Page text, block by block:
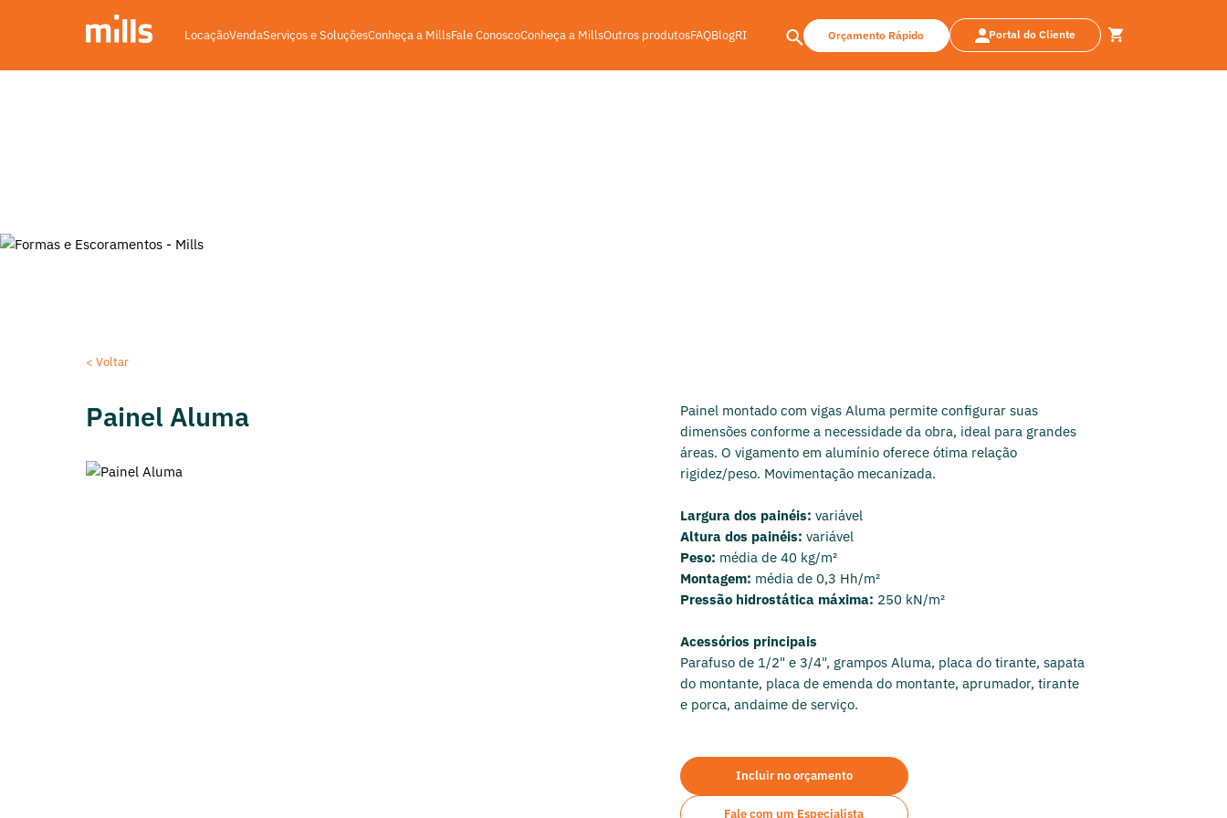
LocaçãoVendaServiços e SoluçõesConheça a MillsFale ConoscoConheça a MillsOutros produtosFAQBlogRI Orçamento Rápido Portal do Cliente
< Voltar
Painel Aluma
Painel montado com vigas Aluma permite configurar suas
dimensões conforme a necessidade da obra, ideal para grandes
áreas. O vigamento em alumínio oferece ótima relação
rigidez/peso. Movimentação mecanizada.
Largura dos painéis: variável
Altura dos painéis: variável
Peso: média de 40 kg/m²
Montagem: média de 0,3 Hh/m²
Pressão hidrostática máxima: 250 kN/m²
Acessórios principais
Parafuso de 1/2" e 3/4", grampos Aluma, placa do tirante, sapata
do montante, placa de emenda do montante, aprumador, tirante
e porca, andaime de serviço.
Incluir no orçamento
Fale com um Especialista